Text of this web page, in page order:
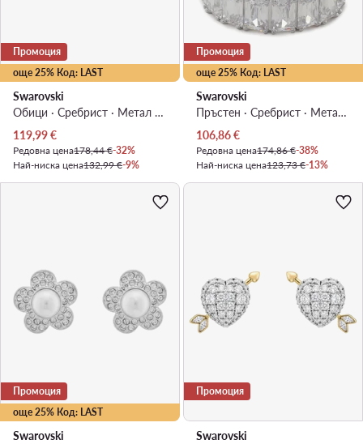
още 25% Код: LAST
Промоция
Swarovski
Обици · Сребрист · Метал с родиево покритие
Актуална цена
119,99€
Редовна цена178,44 €-32%
Най-ниска цена132,99 €-9%
още 25% Код: LAST
Промоция
Swarovski
Пръстен · Сребрист · Метал с родиево покритие
Актуална цена
106,86€
Редовна цена174,86 €-38%
Най-ниска цена123,73 €-13%
още 25% Код: LAST
Промоция
Swarovski
Промоция
Swarovski